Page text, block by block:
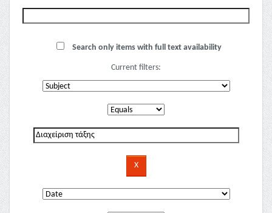
Search only items with full text availability
Current filters: